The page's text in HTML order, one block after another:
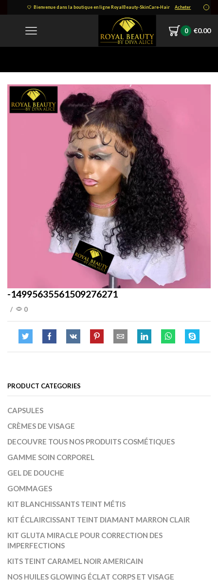
Bienvenue dans la boutique en ligne RoyalBeauty-SkinCare-Hair Acheter
0 €0.00
-14995635561509276271
/ 0
PRODUCT CATEGORIES
CAPSULES
CRÈMES DE VISAGE
DECOUVRE TOUS NOS PRODUITS COSMÉTIQUES
GAMME SOIN CORPOREL
GEL DE DOUCHE
GOMMAGES
KIT BLANCHISSANTS TEINT MÉTIS
KIT ÉCLAIRCISSANT TEINT DIAMANT MARRON CLAIR
KIT GLUTA MIRACLE POUR CORRECTION DES
IMPERFECTIONS
KITS TEINT CARAMEL NOIR AMERICAIN
NOS HUILES GLOWING ÉCLAT CORPS ET VISAGE